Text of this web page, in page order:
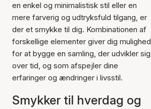
en enkel og minimalistisk stil eller en
mere farverig og udtryksfuld tilgang, er
der et smykke til dig. Kombinationen af
forskellige elementer giver dig mulighed
for at bygge en samling, der udvikler sig
over tid, og som afspejler dine
erfaringer og ændringer i livsstil.
Smykker til hverdag og